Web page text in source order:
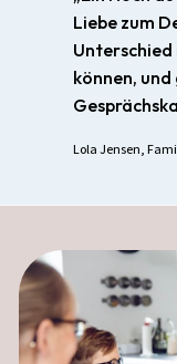
Liebe zum
können,
Lola Jensen,